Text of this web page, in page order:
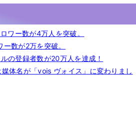
ー数が4万人を突破。
数が2万を突破。
の登録者数が20万人を達成！
名が「vois ヴォイス」に変わりまし